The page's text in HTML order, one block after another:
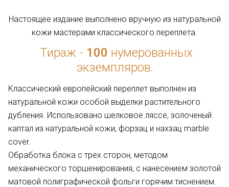
Настоящее издание выполнено вручную из натуральной
кожи мастерами классического переплета.
Тираж - 100 нумерованных
экземпляров.
Классический европейский переплет выполнен из
натуральной кожи особой выделки растительного
дубления. Использовано шелковое ляссе, золоченый
каптал из натуральной кожи, форзац и нахзац marble
cover.
Обработка блока с трех сторон, методом
механического торшенирования, с нанесением золотой
матовой полиграфической фольги горячим тиснением.